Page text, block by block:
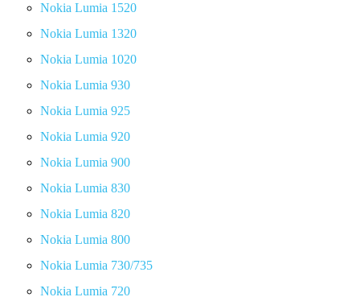
Nokia Lumia 1520
Nokia Lumia 1320
Nokia Lumia 1020
Nokia Lumia 930
Nokia Lumia 925
Nokia Lumia 920
Nokia Lumia 900
Nokia Lumia 830
Nokia Lumia 820
Nokia Lumia 800
Nokia Lumia 730/735
Nokia Lumia 720